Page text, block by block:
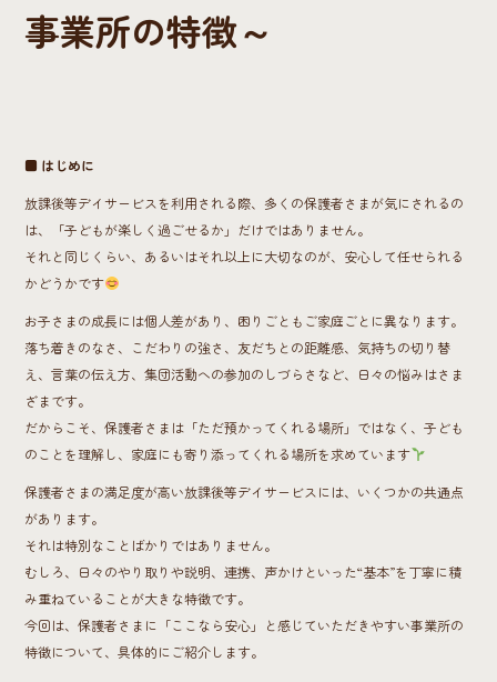
事業所の特徴～
■ はじめに
放課後等デイサービスを利用される際、多くの保護者さまが気にされるの
は、「子どもが楽しく過ごせるか」だけではありません。
それと同じくらい、あるいはそれ以上に大切なのが、安心して任せられる
かどうかです
お子さまの成長には個人差があり、困りごともご家庭ごとに異なります。
落ち着きのなさ、こだわりの強さ、友だちとの距離感、気持ちの切り替
え、言葉の伝え方、集団活動への参加のしづらさなど、日々の悩みはさま
ざまです。
だからこそ、保護者さまは「ただ預かってくれる場所」ではなく、子ども
のことを理解し、家庭にも寄り添ってくれる場所を求めています
保護者さまの満足度が高い放課後等デイサービスには、いくつかの共通点
があります。
それは特別なことばかりではありません。
むしろ、日々のやり取りや説明、連携、声かけといった“基本”を丁寧に積
み重ねていることが大きな特徴です。
今回は、保護者さまに「ここなら安心」と感じていただきやすい事業所の
特徴について、具体的にご紹介します。